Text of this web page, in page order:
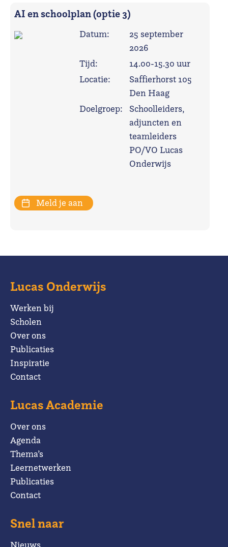
AI en schoolplan (optie 3)
Datum:
25 september
2026
Tijd:
14.00-15.30 uur
Locatie:
Saffierhorst 105
Den Haag
Doelgroep:
Schoolleiders,
adjuncten en
teamleiders
PO/VO Lucas
Onderwijs
Meld je aan
Lucas Onderwijs
Werken bij
Scholen
Over ons
Publicaties
Inspiratie
Contact
Lucas Academie
Over ons
Agenda
Thema’s
Leernetwerken
Publicaties
Contact
Snel naar